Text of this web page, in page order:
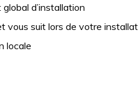
d’installation
vous suit lors de votre
locale